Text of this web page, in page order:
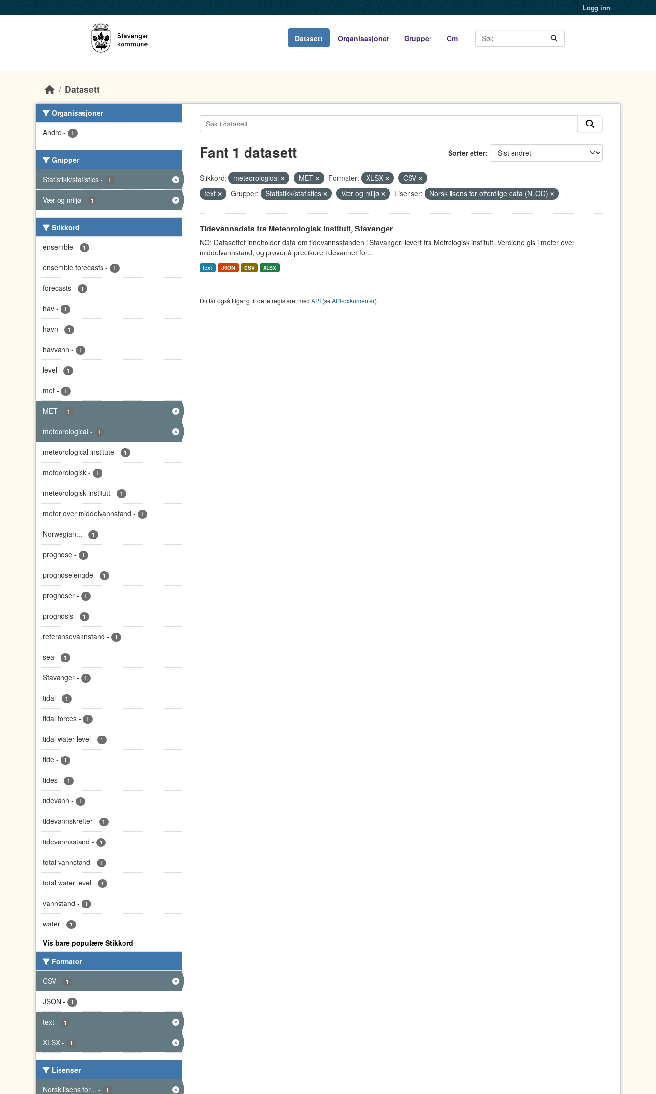
Logg inn
Datasett Organisasjoner Grupper Om
Datasett
Organisasjoner
Andre - 1
Grupper
Statistikk/statistics - 1
Vær og miljø - 1
Stikkord
ensemble - 1
ensemble forecasts - 1
forecasts - 1
hav - 1
havn - 1
havvann - 1
level - 1
met - 1
MET - 1
meteorological - 1
meteorological institute - 1
meteorologisk - 1
meteorologisk institutt - 1
meter over middelvannstand - 1
Norwegian... - 1
prognose - 1
prognoselengde - 1
prognoser - 1
prognosis - 1
referansevannstand - 1
sea - 1
Stavanger - 1
tidal - 1
tidal forces - 1
tidal water level - 1
tide - 1
tides - 1
tidevann - 1
tidevannskrefter - 1
tidevannsstand - 1
total vannstand - 1
total water level - 1
vannstand - 1
water - 1
Vis bare populære Stikkord
Formater
CSV - 1
JSON - 1
text - 1
XLSX - 1
Lisenser
Norsk lisens for... - 1
Sorter etter
Fant 1 datasett
Stikkord: meteorological MET Formater: XLSX
CSV
text
Grupper: Statistikk/statistics Vær og miljø Lisenser: Norsk lisens for offentlige data (NLOD)
Tidevannsdata fra Meteorologisk institutt, Stavanger
NO: Datasettet inneholder data om tidevannsstanden i Stavanger, levert fra Metrologisk institutt. Verdiene gis i meter over
middelvannstand, og prøver å predikere tidevannet for...
text JSON CSV XLSX
Du får også tilgang til dette registeret med API(seAPI-dokumenter).